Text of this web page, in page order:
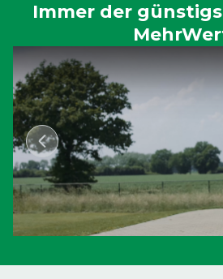
Immer der